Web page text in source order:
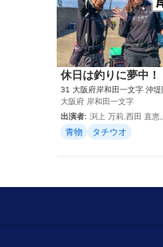
休日は釣りに夢中！
31 大阪府岸和田一文字 沖堤
大阪府 岸和田一文字
出演者: 渕上 万莉,西田 直恵
青物 タチウオ